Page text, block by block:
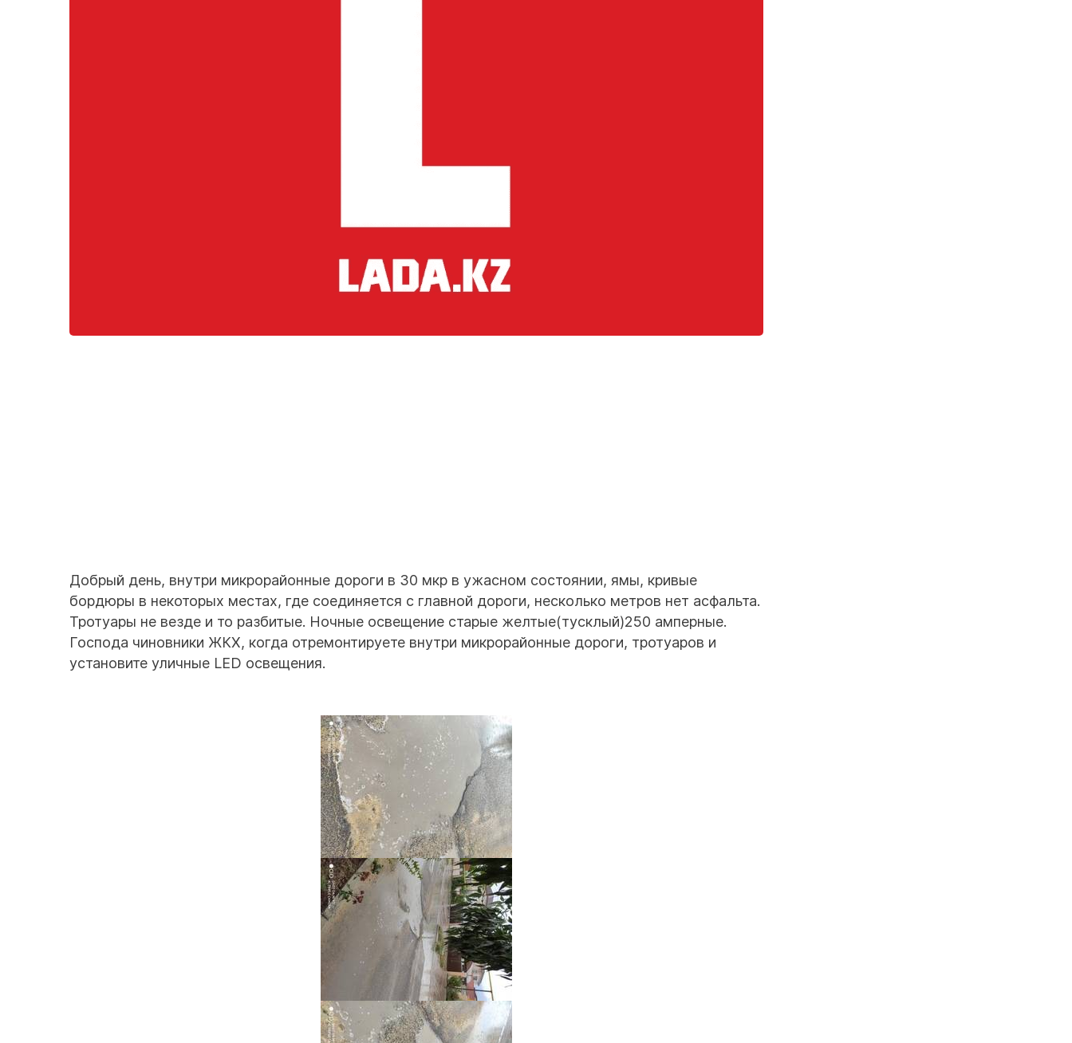
Добрый день, внутри микрорайонные дороги в 30 мкр в ужасном состоянии, ямы, кривые
бордюры в некоторых местах, где соединяется с главной дороги, несколько метров нет асфальта.
Тротуары не везде и то разбитые. Ночные освещение старые желтые(тусклый)250 амперные.
Господа чиновники ЖКХ, когда отремонтируете внутри микрорайонные дороги, тротуаров и
установите уличные LED освещения.